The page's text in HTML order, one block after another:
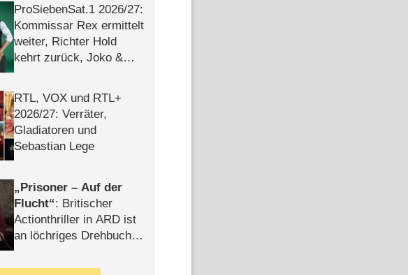
ProSiebenSat.1 2026/​27:
Kommissar Rex ermittelt
weiter, Richter Hold
kehrt zurück, Joko &
RTL, VOX und RTL+
2026/​27: Verräter,
Gladiatoren und
Sebastian Lege
Prisoner – Auf der
Flucht : Britischer
Actionthriller in ARD ist
an löchriges Drehbuch